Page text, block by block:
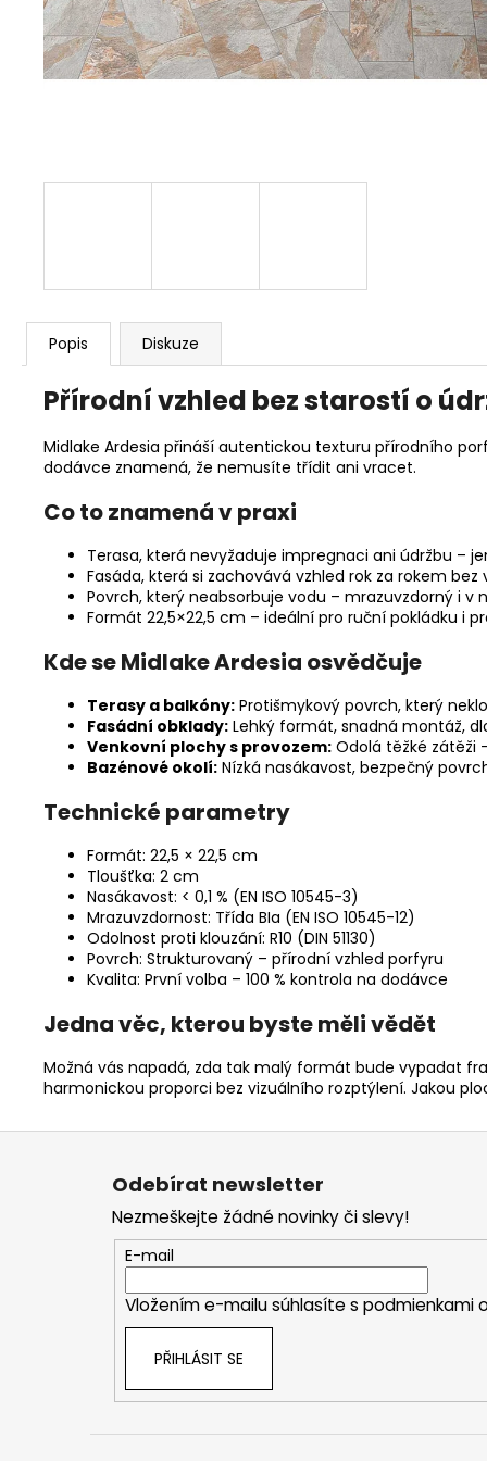
Popis Diskuze
Přírodní vzhled bez starostí o
Midlake Ardesia přináší autentickou texturu přírodního
dodávce znamená, že nemusíte třídit ani vracet.
Co to znamená v praxi
Terasa, která nevyžaduje impregnaci ani údržbu –
Fasáda, která si zachovává vzhled rok za rokem
Povrch, který neabsorbuje vodu – mrazuvzdorný i v
Formát 22,5×22,5 cm – ideální pro ruční pokládku i
Kde se Midlake Ardesia osvědčuje
Terasy a balkóny: Protišmykový povrch, který
Fasádní obklady: Lehký formát, snadná montáž,
Venkovní plochy s provozem: Odolá těžké zátěži
Bazénové okolí: Nízká nasákavost, bezpečný
Technické parametry
Formát: 22,5 × 22,5 cm
Tloušťka: 2 cm
Nasákavost: < 0,1 % (EN ISO 10545-3)
Mrazuvzdornost: Třída BIa (EN ISO 10545-12)
Odolnost proti klouzání: R10 (DIN 51130)
Povrch: Strukturovaný – přírodní vzhled porfyru
Kvalita: První volba – 100 % kontrola na dodávce
Jedna věc, kterou byste měli vědět
Možná vás napadá, zda tak malý formát bude vypadat
harmonickou proporci bez vizuálního rozptýlení. Jakou
Z
Odebírat newsletter
Nezmeškejte žádné novinky či slevy!
E-mail
Vložením e-mailu súhlasíte s podmienkami
PŘIHLÁSIT SE